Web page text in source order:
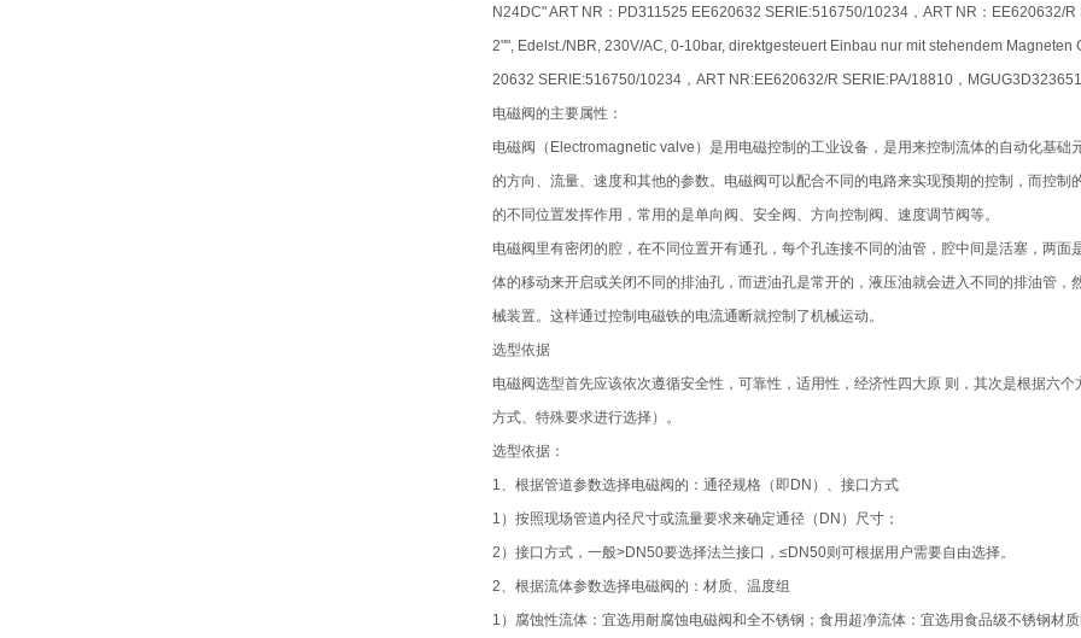
N24DC" ART NR：PD311525 EE620632 SERIE:516750/10234，ART NR：EE620632/
2"", Edelst./NBR, 230V/AC, 0-10bar, direktgesteuert Einbau nur mit stehendem
20632 SERIE:516750/10234，ART NR:EE620632/R SERIE:PA/18810，
电磁阀的主要属性：
电磁阀（Electromagnetic valve）是用电磁控制的工业设备，是用来控制流体的自动化基
的方向、流量、速度和其他的参数。电磁阀可以配合不同的电路来实现预期的控制，而控
的不同位置发挥作用，常用的是单向阀、安全阀、方向控制阀、速度调节阀等。
电磁阀里有密闭的腔，在不同位置开有通孔，每个孔连接不同的油管，腔中间是活塞，两
体的移动来开启或关闭不同的排油孔，而进油孔是常开的，液压油就会进入不同的排油管
械装置。这样通过控制电磁铁的电流通断就控制了机械运动。
选型依据
电磁阀选型首先应该依次遵循安全性，可靠性，适用性，经济性四大原 则，其次是根据六
方式、特殊要求进行选择）。
选型依据：
1、根据管道参数选择电磁阀的：通径规格（即DN）、接口方式
1）按照现场管道内径尺寸或流量要求来确定通径（DN）尺寸；
2）接口方式，一般>DN50要选择法兰接口，≤DN50则可根据用户需要自由选择。
2、根据流体参数选择电磁阀的：材质、温度组
1）腐蚀性流体：宜选用耐腐蚀电磁阀和全不锈钢；食用超净流体：宜选用食品级不锈钢材质